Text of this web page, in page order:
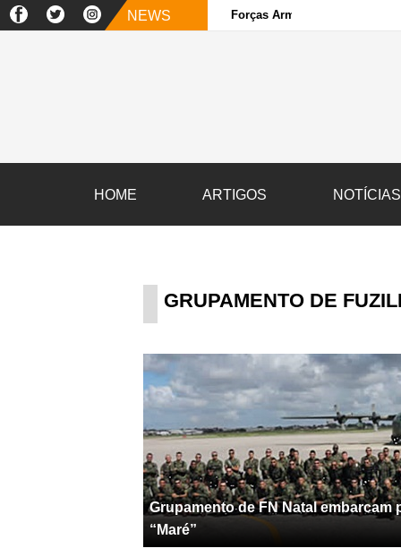
NEWS Forças Armadas e sociedade
HOME ARTIGOS NOTÍCIAS
GRUPAMENTO DE
Grupamento de FN Natal embarcam
“Maré”